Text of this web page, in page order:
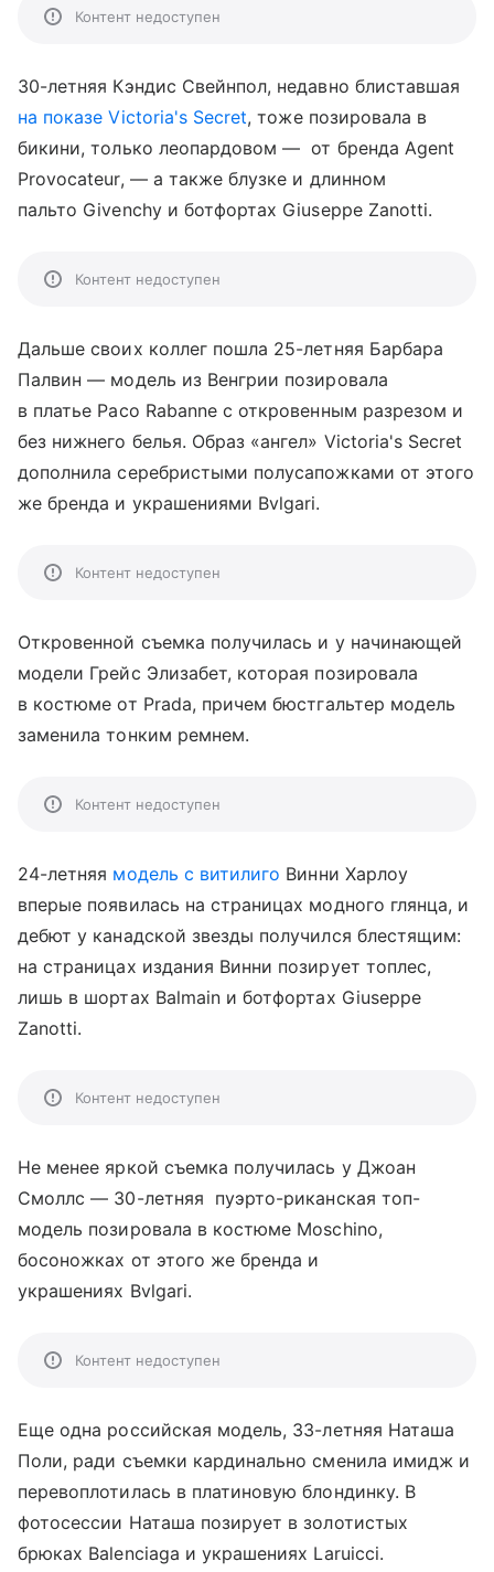
Контент недоступен
30-летняя Кэндис Свейнпол, недавно блиставшая
на показе Victoria's Secret, тоже позировала в
бикини, только леопардовом — от бренда Agent
Provocateur, — а также блузке и длинном
пальто Givenchy и ботфортах Giuseppe Zanotti.
Контент недоступен
Дальше своих коллег пошла 25-летняя Барбара
Палвин — модель из Венгрии позировала
в платье Paco Rabanne с откровенным разрезом и
без нижнего белья. Образ «ангел» Victoria's Secret
дополнила серебристыми полусапожками от этого
же бренда и украшениями Bvlgari.
Контент недоступен
Откровенной съемка получилась и у начинающей
модели Грейс Элизабет, которая позировала
в костюме от Prada, причем бюстгальтер модель
заменила тонким ремнем.
Контент недоступен
24-летняя модель с витилиго Винни Харлоу
вперые появилась на страницах модного глянца, и
дебют у канадской звезды получился блестящим:
на страницах издания Винни позирует топлес,
лишь в шортах Balmain и ботфортах Giuseppe
Zanotti.
Контент недоступен
Не менее яркой съемка получилась у Джоан
Смоллс — 30-летняя пуэрто-риканская топ-
модель позировала в костюме Moschino,
босоножках от этого же бренда и
украшениях Bvlgari.
Контент недоступен
Еще одна российская модель, 33-летняя Наташа
Поли, ради съемки кардинально сменила имидж и
перевоплотилась в платиновую блондинку. В
фотосессии Наташа позирует в золотистых
брюках Balenciaga и украшениях Laruicci.